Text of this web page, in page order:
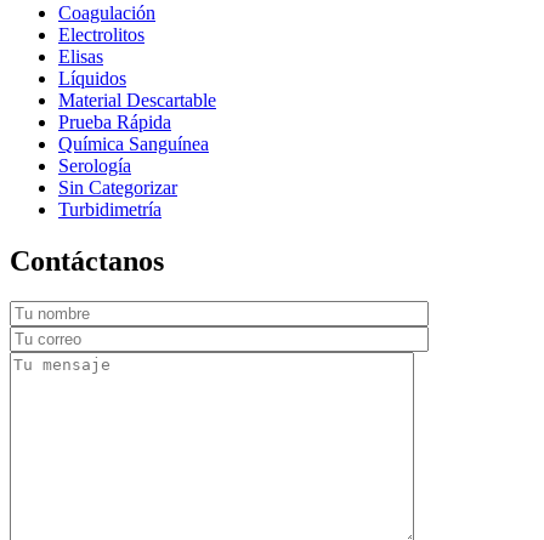
Coagulación
Electrolitos
Elisas
Líquidos
Material Descartable
Prueba Rápida
Química Sanguínea
Serología
Sin Categorizar
Turbidimetría
Contáctanos